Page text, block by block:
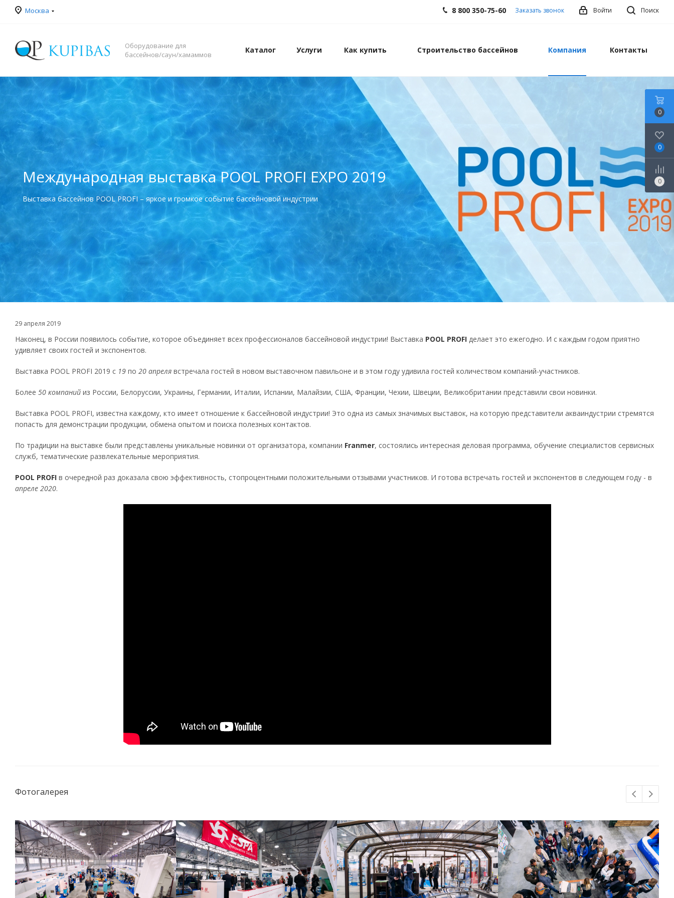
Москва Поиск
Войти
8 800 350-75-60 Заказать звонок
Оборудование для
бассейнов/саун/хамаммов
Каталог Услуги Как купить Строительство бассейнов Компания Контакты
Международная выставка POOL PROFI EXPO 2019
Выставка бассейнов POOL PROFI – яркое и громкое событие бассейновой индустрии
29 апреля 2019
Наконец, в России появилось событие, которое объединяет всех профессионалов бассейновой индустрии! Выставка POOL PROFI делает это ежегодно. И с каждым годом приятно
удивляет своих гостей и экспонентов.
Выставка POOL PROFI 2019 с 19 по 20 апреля встречала гостей в новом выставочном павильоне и в этом году удивила гостей количеством компаний-участников.
Более 50 компаний из России, Белоруссии, Украины, Германии, Италии, Испании, Малайзии, США, Франции, Чехии, Швеции, Великобритании представили свои новинки.
Выставка POOL PROFI, известна каждому, кто имеет отношение к бассейновой индустрии! Это одна из самых значимых выставок, на которую представители акваиндустрии стремятся
попасть для демонстрации продукции, обмена опытом и поиска полезных контактов.
По традиции на выставке были представлены уникальные новинки от организатора, компании Franmer, состоялись интересная деловая программа, обучение специалистов сервисных
служб, тематические развлекательные мероприятия.
POOL PROFI в очередной раз доказала свою эффективность, стопроцентными положительными отзывами участников. И готова встречать гостей и экспонентов в следующем году - в
апреле 2020.
Фотогалерея
0
0
0